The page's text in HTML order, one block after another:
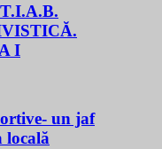
I
un jaf
locală